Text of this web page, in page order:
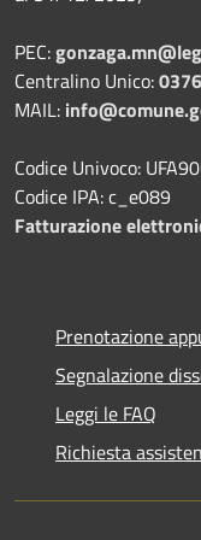
PEC:
Centralino Unico:
MAIL:
Codice Univoco:
Codice IPA: c_e089
Fatturazione
Prenotazione
Segnalazione
Leggi le FAQ
Richiesta